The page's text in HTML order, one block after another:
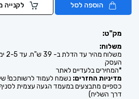
הוספה לסל לקנייה
מק"ט:
משלוח:
העסק
*המחירים בלעדיים לאתר
מדיניות החזרים: נשמח לעמוד לרשותכם!
כספיים מתבצעים במעמד הגעה עצמית
דרך השליח)